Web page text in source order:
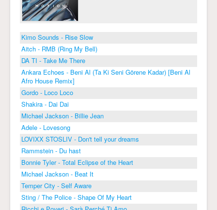
Kimo Sounds - Rise Slow
Aitch - RMB (Ring My Bell)
DA TI - Take Me There
Ankara Echoes - Beni Al (Ta Ki Seni Görene Kadar) [Beni Al
Afro House Remix]
Gordo - Loco Loco
Shakira - Dai Dai
Michael Jackson - Billie Jean
Adele - Lovesong
LOVIXX STOSLIV - Don't tell your dreams
Rammstein - Du hast
Bonnie Tyler - Total Eclipse of the Heart
Michael Jackson - Beat It
Temper City - Self Aware
Sting / The Police - Shape Of My Heart